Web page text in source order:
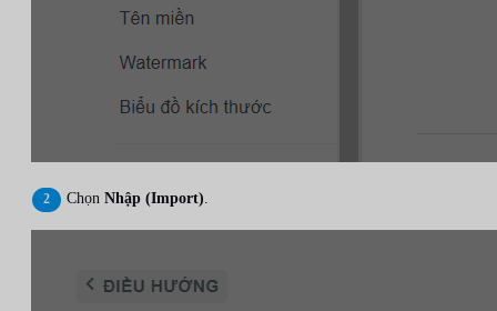
Chọn Nhập (Import)